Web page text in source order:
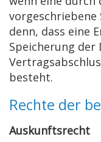
denn, dass eine
Speicherung der
besteht.
Rechte der
Auskunftsrecht